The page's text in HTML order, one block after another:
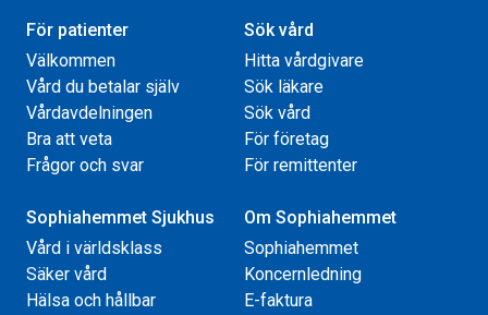
För patienter
Välkommen
Vård du betalar själv
Vårdavdelningen
Bra att veta
Frågor och svar
Sök vård
Hitta vårdgivare
Sök läkare
Sök vård
För företag
För remittenter
Sophiahemmet Sjukhus
Vård i världsklass
Säker vård
Hälsa och hållbar
Om Sophiahemmet
Sophiahemmet
Koncernledning
E-faktura